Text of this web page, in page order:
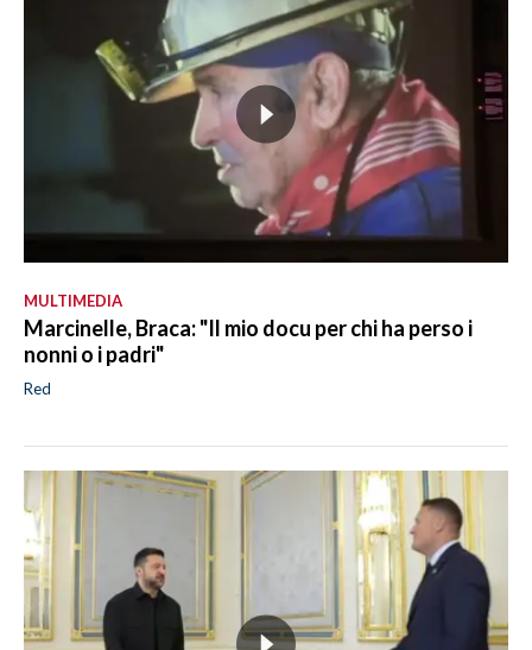
MULTIMEDIA
Marcinelle, Braca: "Il mio docu per chi ha perso i
nonni o i padri"
Red